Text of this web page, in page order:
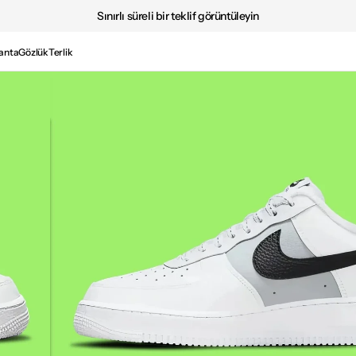
Sınırlı süreli bir teklif görüntüleyin
GözlükTerlik
Medya
2'i
galeri
görünümünde